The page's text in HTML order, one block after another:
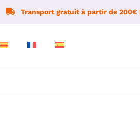
Transport gratuit à partir de 200€